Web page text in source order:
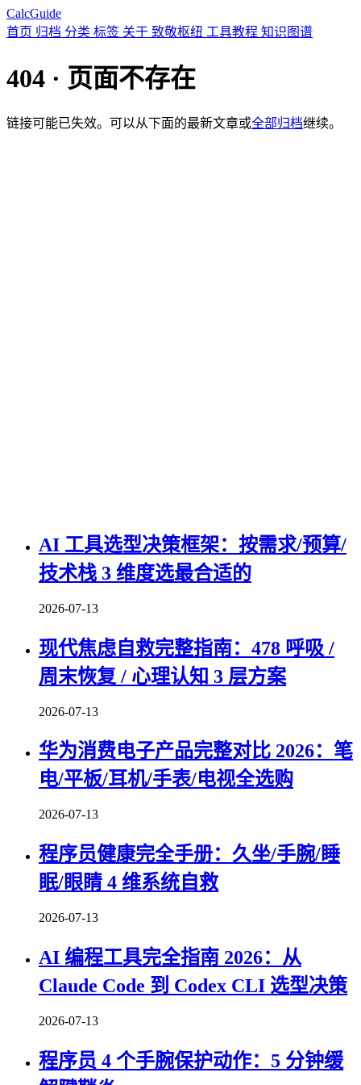
CalcGuide
首页 归档 分类 标签 关于 致敬枢纽 工具教程 知识图谱
404 · 页面不存在
链接可能已失效。可以从下面的最新文章或全部归档继续。
AI 工具选型决策框架：按需求/预算/
技术栈 3 维度选最合适的
2026-07-13
现代焦虑自救完整指南：478 呼吸 /
周末恢复 / 心理认知 3 层方案
2026-07-13
华为消费电子产品完整对比 2026：笔
电/平板/耳机/手表/电视全选购
2026-07-13
程序员健康完全手册：久坐/手腕/睡
眠/眼睛 4 维系统自救
2026-07-13
AI 编程工具完全指南 2026：从
Claude Code 到 Codex CLI 选型决策
2026-07-13
程序员 4 个手腕保护动作：5 分钟缓